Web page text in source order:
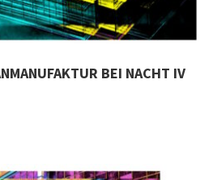
BEI NACHT IV